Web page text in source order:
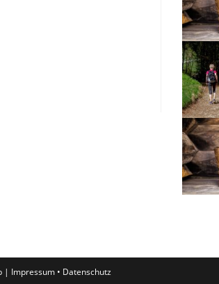
Office 365
| Impressum• Datenschutz